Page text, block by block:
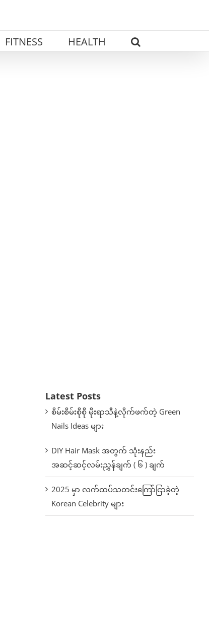
FITNESS HEALTH
Latest Posts
စိမ်းစိမ်းစိုစို မိုးရာသီနဲ့လိုက်ဖက်တဲ့ Green
Nails Ideas များ
DIY Hair Mask အတွက် သုံးနည်း
အဆင့်ဆင့်လမ်းညွှန်ချက် ( ၆ ) ချက်
2025 မှာ လက်ထပ်သတင်းကြော်ငြာခဲ့တဲ့
Korean Celebrity များ